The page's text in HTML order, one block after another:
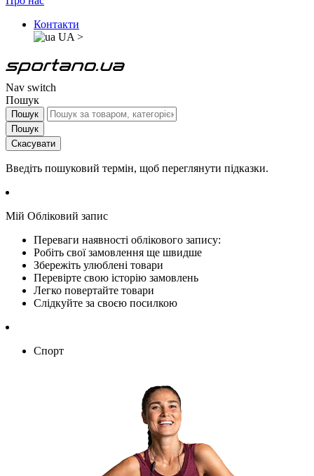
Контакти
UA >
Nav switch
Пошук
Пошук
Пошук
Скасувати
Введіть пошуковий термін, щоб переглянути підказки.
Мій Обліковий запис
Переваги наявності облікового запису:
Робіть свої замовлення ще швидше
Збережіть улюблені товари
Перевірте свою історію замовлень
Легко повертайте товари
Слідкуйте за своєю посилкою
Спорт